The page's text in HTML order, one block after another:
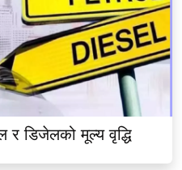
र डिजेलको मूल्य वृद्धि